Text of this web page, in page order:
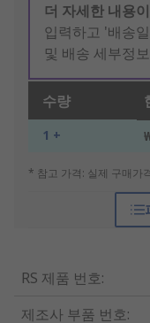
더 자세한 내용
입력하고 '배송
및 배송 세부정
수량
1 +
* 참고 가격: 실제 구매가
RS 제품 번호:
제조사 부품 번호: